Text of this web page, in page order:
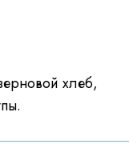
хлеб,